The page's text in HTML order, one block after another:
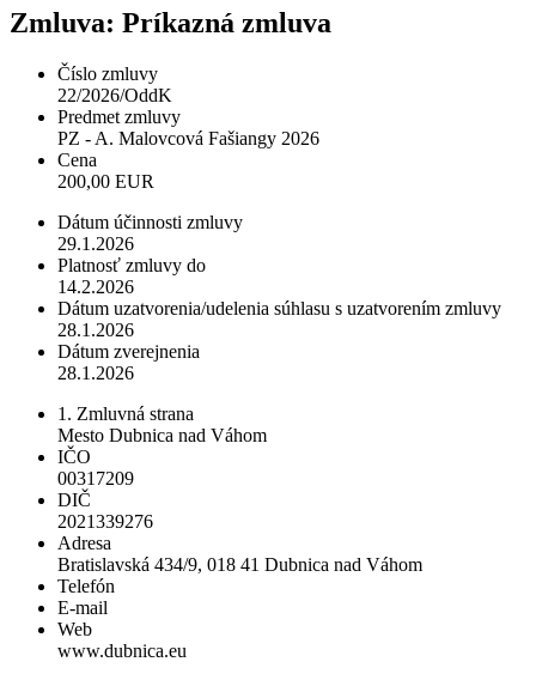
Zmluva: Príkazná zmluva
Číslo zmluvy
22/2026/OddK
Predmet zmluvy
PZ - A. Malovcová Fašiangy 2026
Cena
200,00 EUR
Dátum účinnosti zmluvy
29.1.2026
Platnosť zmluvy do
14.2.2026
Dátum uzatvorenia/udelenia súhlasu s uzatvorením zmluvy
28.1.2026
Dátum zverejnenia
28.1.2026
1. Zmluvná strana
Mesto Dubnica nad Váhom
IČO
00317209
DIČ
2021339276
Adresa
Bratislavská 434/9, 018 41 Dubnica nad Váhom
Telefón
E-mail
Web
www.dubnica.eu